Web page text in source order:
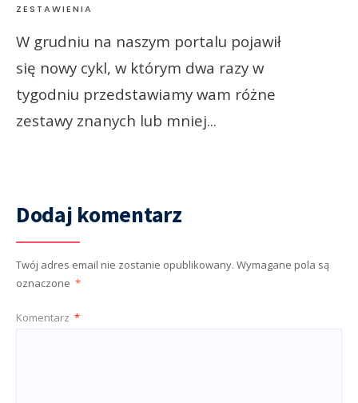
ZESTAWIENIA
W grudniu na naszym portalu pojawił
się nowy cykl, w którym dwa razy w
tygodniu przedstawiamy wam różne
zestawy znanych lub mniej...
Dodaj komentarz
Twój adres email nie zostanie opublikowany. Wymagane pola są
oznaczone *
Komentarz *